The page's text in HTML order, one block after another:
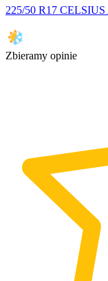
225/50 R17
Zbieramy opinie